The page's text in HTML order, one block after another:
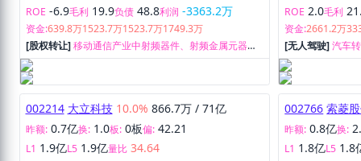
ROE -6.9毛利 19.9负债 48.8利润 -3363.2万
资金:639.8万1523.7万1523.7万1749.3万
[股权转让]移动通信产业中射频器件、射频金属元器
件、射频结构件研发、生产和销售。
ROE 2.0毛利
资金:2661.2万
[无人驾驶]汽车
发、制造及销售
002214 大立科技 10.0% 866.7万 / 71亿
昨额: 0.7亿换: 1.0板: 0板偏: 42.21
L1 1.9亿L5 1.9亿量比 34.64
002766 索菱
昨额: 0.8亿换:
L1 1.8亿L5 1.8